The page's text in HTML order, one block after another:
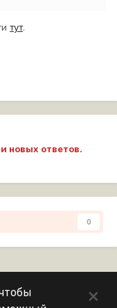
тут.
новых ответов.
0
×